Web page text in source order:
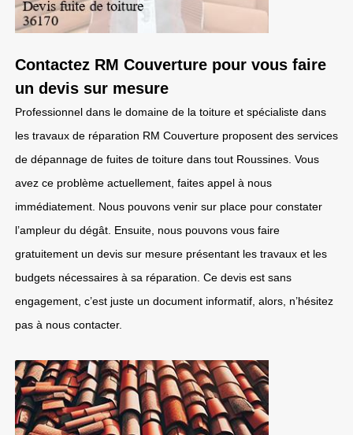
Contactez RM Couverture pour vous faire
un devis sur mesure
Professionnel dans le domaine de la toiture et spécialiste dans
les travaux de réparation RM Couverture proposent des services
de dépannage de fuites de toiture dans tout Roussines. Vous
avez ce problème actuellement, faites appel à nous
immédiatement. Nous pouvons venir sur place pour constater
l’ampleur du dégât. Ensuite, nous pouvons vous faire
gratuitement un devis sur mesure présentant les travaux et les
budgets nécessaires à sa réparation. Ce devis est sans
engagement, c’est juste un document informatif, alors, n’hésitez
pas à nous contacter.